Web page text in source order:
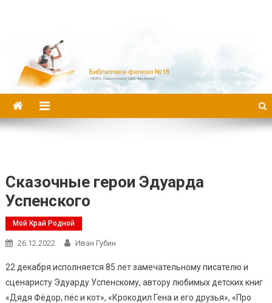
Сказочные герои Эдуарда
Успенского
Мой Край Родной
26.12.2022 Иван Губин
22 декабря исполняется 85 лет замечательному писателю и
сценаристу Эдуарду Успенскому, автору любимых детских книг
«Дядя Фёдор, пёс и кот», «Крокодил Гена и его друзья», «Про